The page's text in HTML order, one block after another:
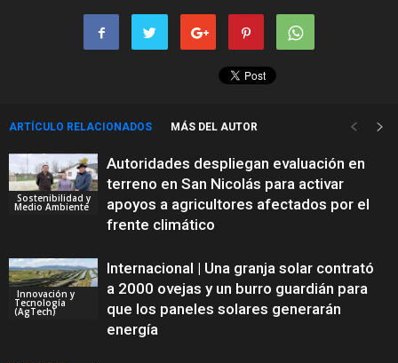
ARTÍCULO RELACIONADOS MÁS DEL AUTOR
Sostenibilidad y
Medio Ambiente
Autoridades despliegan evaluación en
terreno en San Nicolás para activar
apoyos a agricultores afectados por el
frente climático
Innovación y
Tecnología
(AgTech)
Internacional | Una granja solar contrató
a 2000 ovejas y un burro guardián para
que los paneles solares generarán
energía